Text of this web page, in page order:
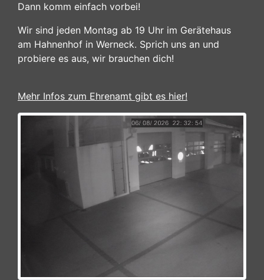
Dann komm einfach vorbei!
Wir sind jeden Montag ab 19 Uhr im Gerätehaus
am Hahnenhof in Werneck. Sprich uns an und
probiere es aus, wir brauchen dich!
Mehr Infos zum Ehrenamt gibt es hier!